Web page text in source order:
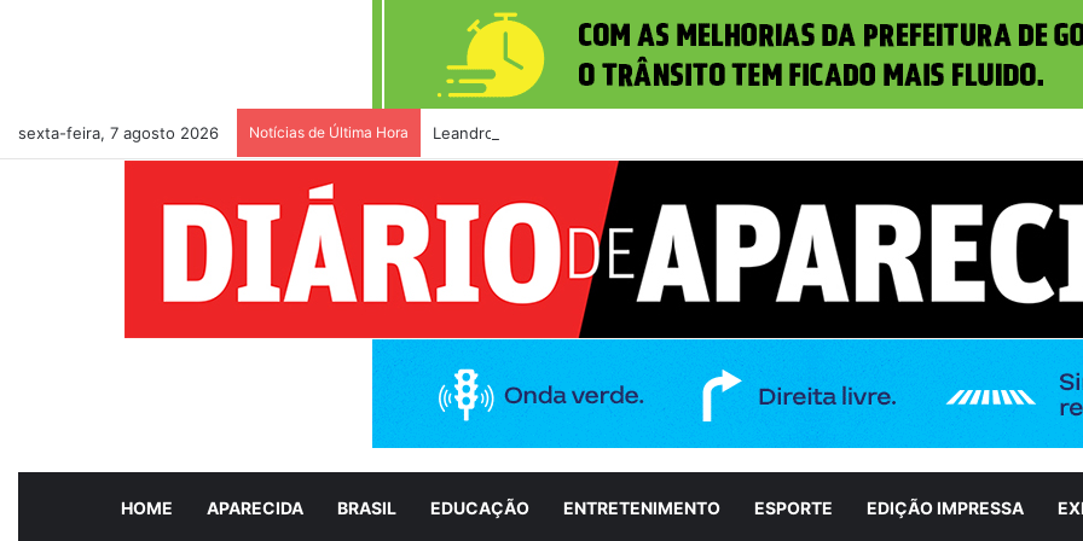
sexta-feira, 7 agosto 2026 Notícias de Última Hora Leandro Vilela prestigia Aparecida É Show em meio a ações de incentivo à cultura
HOME APARECIDA BRASIL EDUCAÇÃO ENTRETENIMENTO ESPORTE EDIÇÃO IMPRESSA